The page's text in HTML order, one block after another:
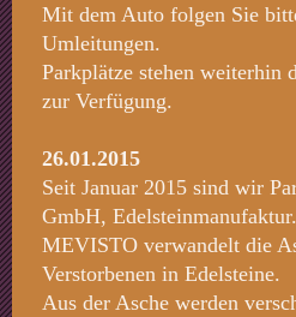
Mit dem Auto folgen Sie
Umleitungen.
Parkplätze stehen weiterhin
zur Verfügung.
26.01.2015
Seit Januar 2015 sind wir
GmbH, Edelsteinmanufaktur.
MEVISTO verwandelt die
Verstorbenen in Edelsteine.
Aus der Asche werden